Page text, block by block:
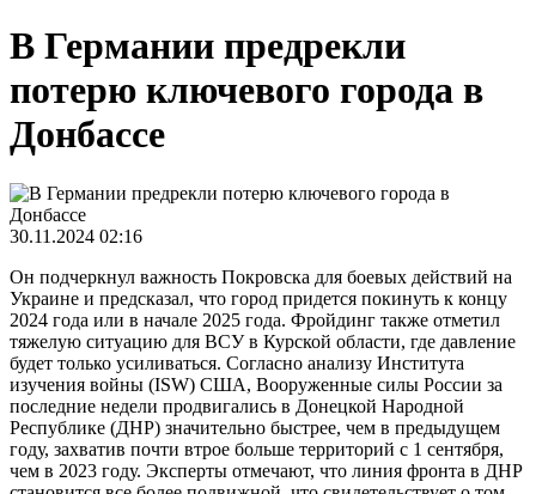
В Германии предрекли
потерю ключевого города в
Донбассе
30.11.2024 02:16
Он подчеркнул важность Покровска для боевых действий на
Украине и предсказал, что город придется покинуть к концу
2024 года или в начале 2025 года. Фройдинг также отметил
тяжелую ситуацию для ВСУ в Курской области, где давление
будет только усиливаться. Согласно анализу Института
изучения войны (ISW) США, Вооруженные силы России за
последние недели продвигались в Донецкой Народной
Республике (ДНР) значительно быстрее, чем в предыдущем
году, захватив почти втрое больше территорий с 1 сентября,
чем в 2023 году. Эксперты отмечают, что линия фронта в ДНР